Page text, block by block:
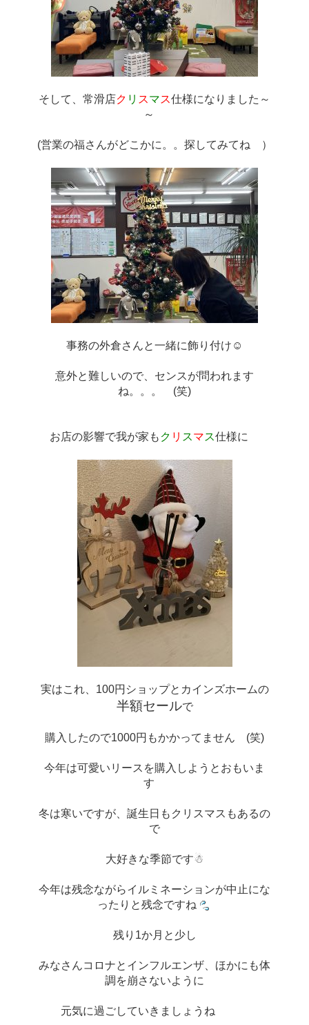
そして、常滑店ク リ スマス仕様になりました～
～
(営業の福さんがどこかに。。探してみてね ）
事務の外倉さんと一緒に飾り付け☺
意外と難しいので、センスが問われます
ね。。。　(笑)
お店の影響で我が家も ク リ スマス仕様に
実はこれ、100円ショップとカインズホームの
半額セールで
購入したので1000円もかかってません　(笑)
今年は可愛いリースを購入しようとおもいま
す
冬は寒いですが、誕生日もクリスマスもあるの
で
大好きな季節です☃
今年は残念ながらイルミネーションが中止にな
ったりと残念ですね
残り1か月と少し
みなさんコロナとインフルエンザ、ほかにも体
調を崩さないように
元気に過ごしていきましょうね